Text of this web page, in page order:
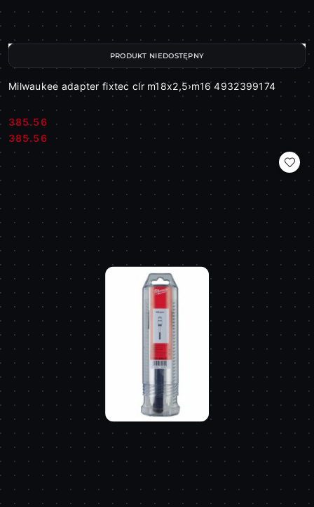
Milwaukee adapter fixtec clr m18x2,5›m16 4932399174
Cena:
385.56
Cena:
385.56
PRODUKT NIEDOSTĘPNY